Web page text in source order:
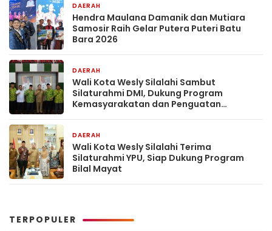
DAERAH
Hendra Maulana Damanik dan Mutiara
Samosir Raih Gelar Putera Puteri Batu
Bara 2026
DAERAH
Wali Kota Wesly Silalahi Sambut
Silaturahmi DMI, Dukung Program
Kemasyarakatan dan Penguatan
DAERAH
Wali Kota Wesly Silalahi Terima
Silaturahmi YPU, Siap Dukung Program
Bilal Mayat
TERPOPULER